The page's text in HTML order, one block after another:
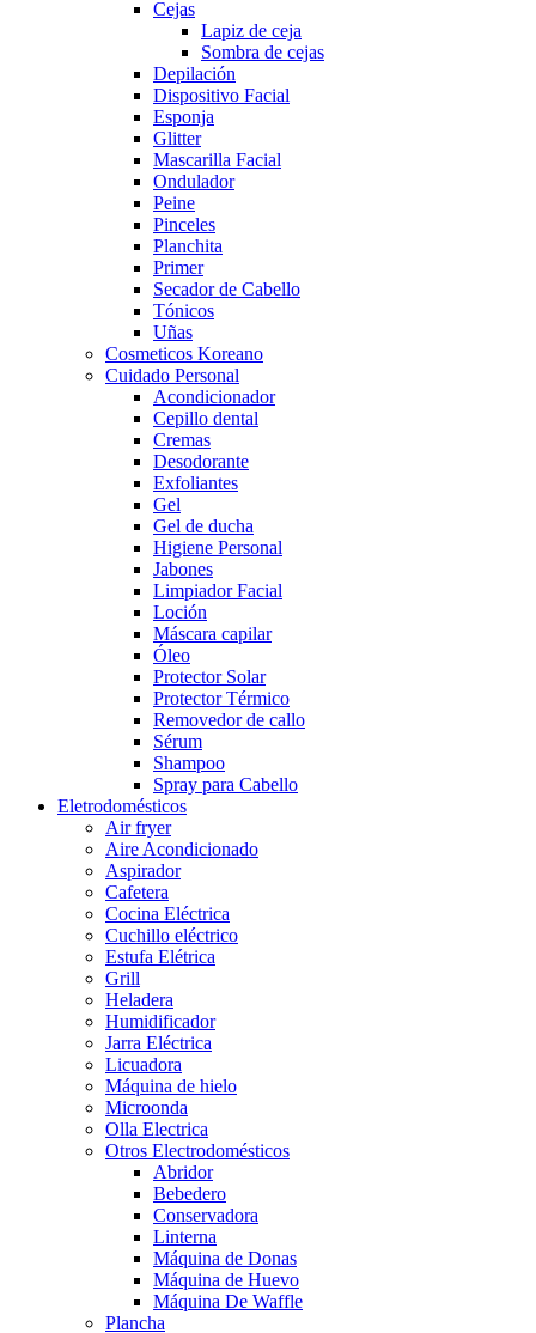
Cejas
Lapiz de ceja
Sombra de cejas
Depilación
Dispositivo Facial
Esponja
Glitter
Mascarilla Facial
Ondulador
Peine
Pinceles
Planchita
Primer
Secador de Cabello
Tónicos
Uñas
Cosmeticos Koreano
Cuidado Personal
Acondicionador
Cepillo dental
Cremas
Desodorante
Exfoliantes
Gel
Gel de ducha
Higiene Personal
Jabones
Limpiador Facial
Loción
Máscara capilar
Óleo
Protector Solar
Protector Térmico
Removedor de callo
Sérum
Shampoo
Spray para Cabello
Eletrodomésticos
Air fryer
Aire Acondicionado
Aspirador
Cafetera
Cocina Eléctrica
Cuchillo eléctrico
Estufa Elétrica
Grill
Heladera
Humidificador
Jarra Eléctrica
Licuadora
Máquina de hielo
Microonda
Olla Electrica
Otros Electrodomésticos
Abridor
Bebedero
Conservadora
Linterna
Máquina de Donas
Máquina de Huevo
Máquina De Waffle
Plancha